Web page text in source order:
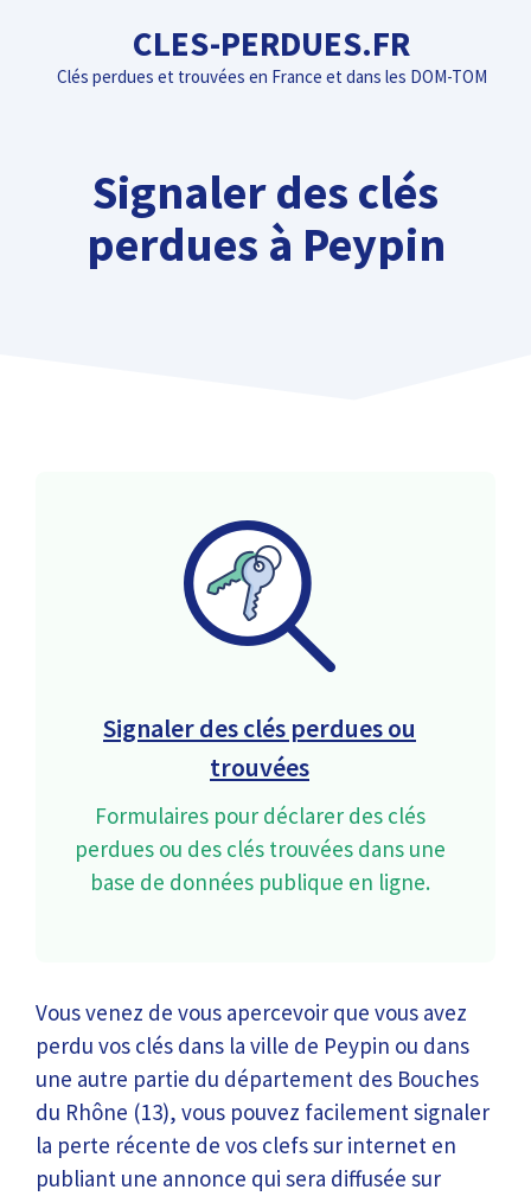
contenu
CLES-PERDUES.FR
Clés perdues et trouvées en France et dans les DOM-TOM
Signaler des clés
perdues à Peypin
Signaler des clés perdues ou
trouvées
Formulaires pour déclarer des clés
perdues ou des clés trouvées dans une
base de données publique en ligne.
Vous venez de vous apercevoir que vous avez
perdu vos clés dans la ville de Peypin ou dans
une autre partie du département des Bouches
du Rhône (13), vous pouvez facilement signaler
la perte récente de vos clefs sur internet en
publiant une annonce qui sera diffusée sur